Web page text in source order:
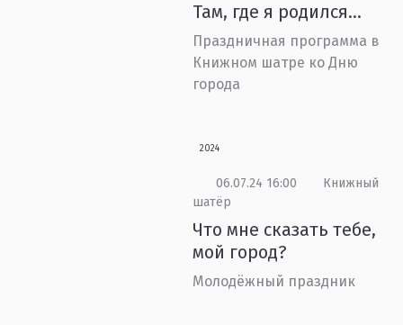
Там, где я родился…
Праздничная программа в
Книжном шатре ко Дню
города
2024
06.07.24 16:00
Книжный
шатёр
Что мне сказать тебе,
мой город?
Молодёжный праздник